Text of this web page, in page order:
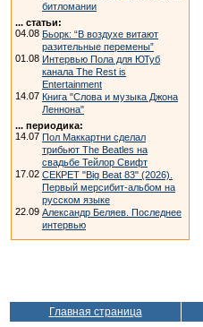
битломании
... статьи:
04.08 Бьорк: “В воздухе витают
разительные перемены”
01.08 Интервью Пола для ЮТуб
канала The Rest is
Entertainment
14.07 Книга "Слова и музыка Джона
Леннона"
... периодика:
14.07 Пол Маккартни сделал
трибьют The Beatles на
свадьбе Тейлор Свифт
17.02 СЕКРЕТ "Big Beat 83" (2026).
Первый мерсибит-альбом на
русском языке
22.09 Александр Беляев. Последнее
интервью
Главная страница